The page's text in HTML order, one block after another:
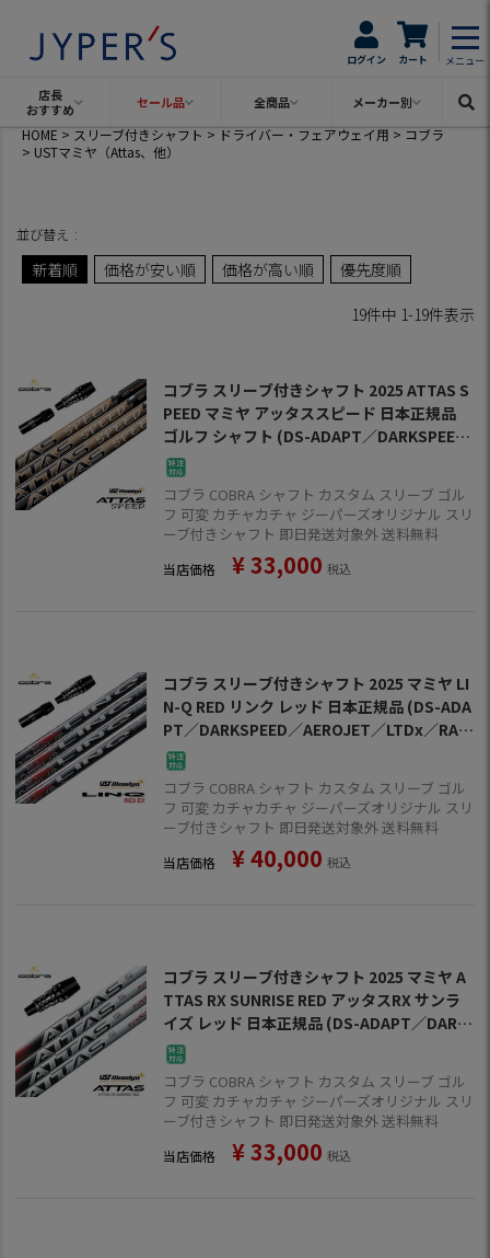
ログイン カート メニュー
店長
おすすめ
セール品 全商品 メーカー別
HOME スリーブ付きシャフト ドライバー・フェアウェイ用
コブラ
USTマミヤ（Attas、他）
並び替え
新着順 価格が安い順 価格が高い順 優先度順
19件中 1-19件表示
コブラ スリーブ付きシャフト 2025 ATTAS S
PEED マミヤ アッタススピード 日本正規品
ゴルフ シャフト (DS-ADAPT／DARKSPEED
／AEROJET／LTDx／RADSPEED／SPEEDZ
ONE)
コブラ COBRA シャフト カスタム スリーブ ゴル
フ 可変 カチャカチャ ジーパーズオリジナル スリ
ーブ付きシャフト 即日発送対象外 送料無料
当店価格 ¥33,000 税込
コブラ スリーブ付きシャフト 2025 マミヤ LI
N-Q RED リンク レッド 日本正規品 (DS-ADA
PT／DARKSPEED／AEROJET／LTDx／RAD
SPEED／SPEEDZONE)
コブラ COBRA シャフト カスタム スリーブ ゴル
フ 可変 カチャカチャ ジーパーズオリジナル スリ
ーブ付きシャフト 即日発送対象外 送料無料
当店価格 ¥40,000 税込
コブラ スリーブ付きシャフト 2025 マミヤ A
TTAS RX SUNRISE RED アッタスRX サンラ
イズ レッド 日本正規品 (DS-ADAPT／DARK
SPEED／AEROJET／LTDx／RADSPEED／S
PEEDZONE)
コブラ COBRA シャフト カスタム スリーブ ゴル
フ 可変 カチャカチャ ジーパーズオリジナル スリ
ーブ付きシャフト 即日発送対象外 送料無料
当店価格 ¥33,000 税込